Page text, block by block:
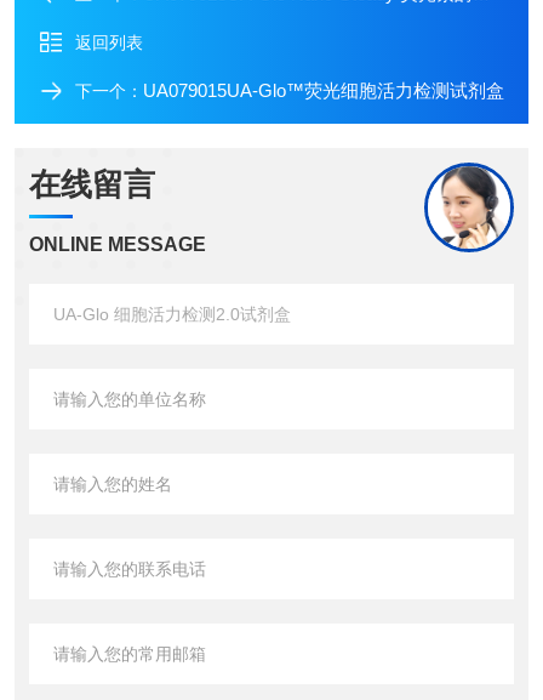
返回列表
下一个： UA079015UA-Glo™荧光细胞活力检测试剂盒
在线留言
ONLINE MESSAGE